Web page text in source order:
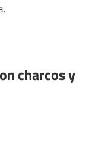
charcos y